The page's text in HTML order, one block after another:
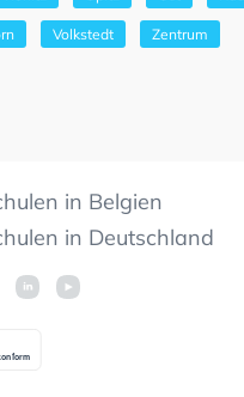
Volkstedt Zentrum
in Belgien
in Deutschland